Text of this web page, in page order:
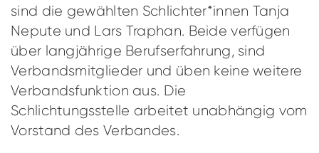
sind die gewählten Schlichter*innen Tanja
Nepute und Lars Traphan. Beide verfügen
über langjährige Berufserfahrung, sind
Verbandsmitglieder und üben keine weitere
Verbandsfunktion aus. Die
Schlichtungsstelle arbeitet unabhängig vom
Vorstand des Verbandes.